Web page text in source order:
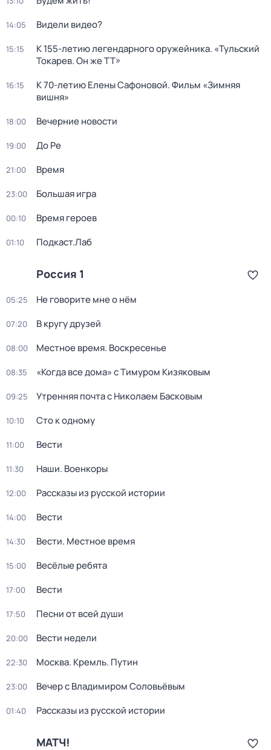
14:05 Видели видео?
15:15
К 155-летию легендарного оружейника. «Тульский
Токарев. Он же ТТ»
16:15
К 70-летию Елены Сафоновой. Фильм «Зимняя
вишня»
18:00 Вечерние новости
19:00 До Ре
21:00 Время
23:00 Большая игра
00:10 Время героев
01:10 Подкаст.Лаб
Россия 1
05:25 Не говорите мне о нём
07:20 В кругу друзей
08:00 Местное время. Воскресенье
08:35 «Когда все дома» с Тимуром Кизяковым
09:25 Утренняя почта с Николаем Басковым
10:10 Сто к одному
11:00 Вести
11:30 Наши. Военкоры
12:00 Рассказы из русской истории
14:00 Вести
14:30 Вести. Местное время
15:00 Весёлые ребята
17:00 Вести
17:50 Песни от всей души
20:00 Вести недели
22:30 Москва. Кремль. Путин
23:00 Вечер с Владимиром Соловьёвым
01:40 Рассказы из русской истории
МАТЧ!